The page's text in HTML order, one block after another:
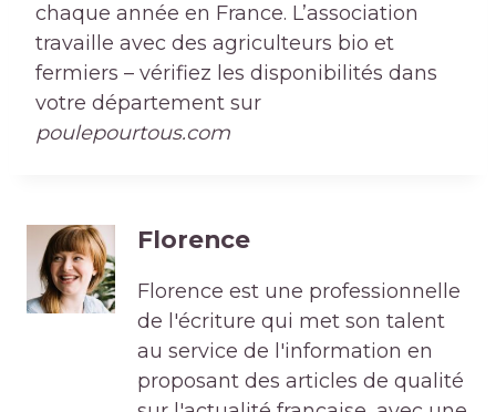
chaque année en France. L’association
travaille avec des agriculteurs bio et
fermiers – vérifiez les disponibilités dans
votre département sur
poulepourtous.com
Florence
Florence est une professionnelle
de l'écriture qui met son talent
au service de l'information en
proposant des articles de qualité